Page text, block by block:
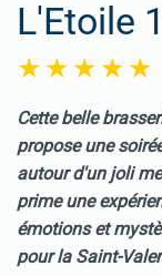
L'Etoile
Cette belle
propose une
autour d'un joli
prime une
émotions et
pour la Saint-